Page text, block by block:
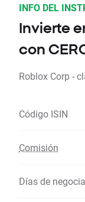
INFO DEL
Invierte
con
Roblox Corp -
Código ISIN
Comisión
Días de